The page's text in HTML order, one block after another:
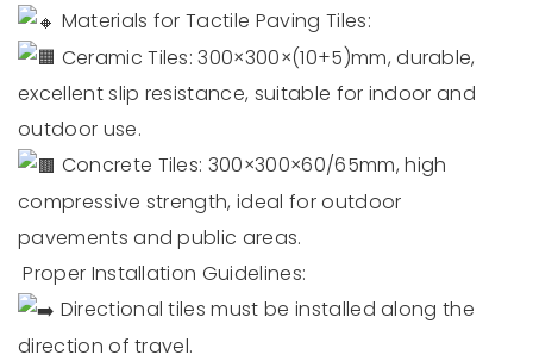
Materials for Tactile Paving Tiles:
Ceramic Tiles: 300×300×(10+5)mm, durable,
excellent slip resistance, suitable for indoor and
outdoor use.
Concrete Tiles: 300×300×60/65mm, high
compressive strength, ideal for outdoor
pavements and public areas.
Proper Installation Guidelines:
Directional tiles must be installed along the
direction of travel.